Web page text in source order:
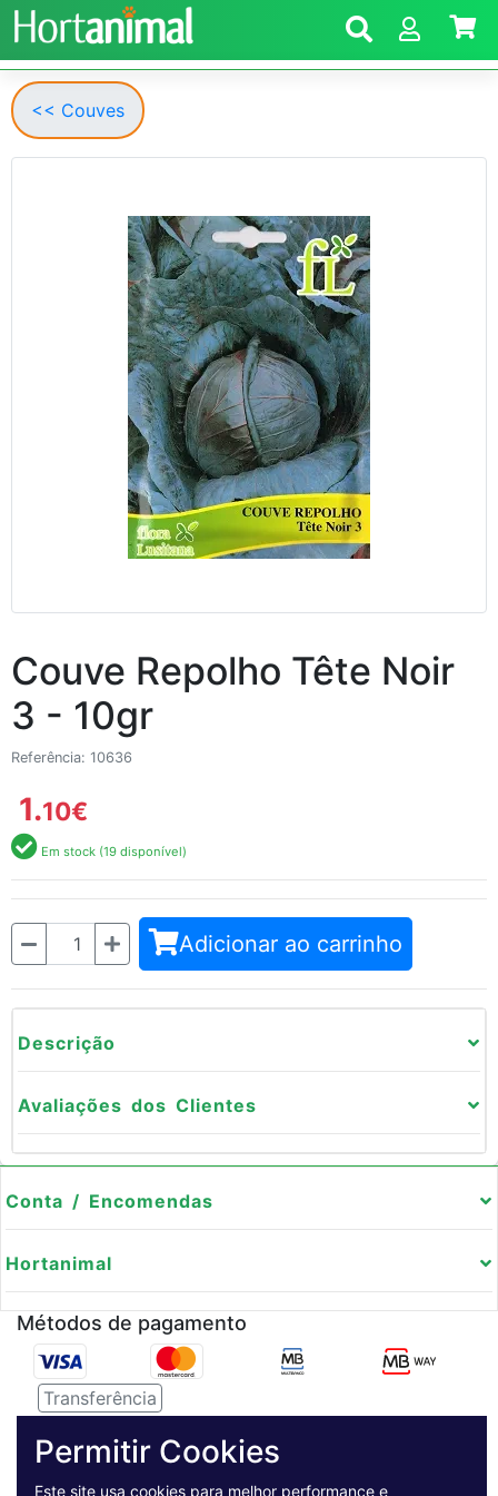
<< Couves
Couve Repolho Tête Noir
3 - 10gr
Referência: 10636
1.10€
Em stock (19 disponível)
Quantidade Adicionar ao carrinho
Descrição
Avaliações dos Clientes
Conta / Encomendas
Hortanimal
Métodos de pagamento
Transferência
Permitir Cookies
Este site usa cookies para melhor performance e